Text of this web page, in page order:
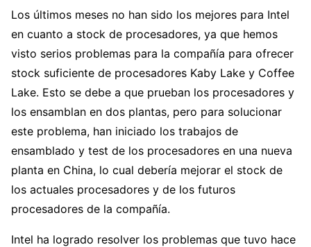
Los últimos meses no han sido los mejores para Intel
en cuanto a stock de procesadores, ya que hemos
visto serios problemas para la compañía para ofrecer
stock suficiente de procesadores Kaby Lake y Coffee
Lake. Esto se debe a que prueban los procesadores y
los ensamblan en dos plantas, pero para solucionar
este problema, han iniciado los trabajos de
ensamblado y test de los procesadores en una nueva
planta en China, lo cual debería mejorar el stock de
los actuales procesadores y de los futuros
procesadores de la compañía.
Intel ha logrado resolver los problemas que tuvo hace